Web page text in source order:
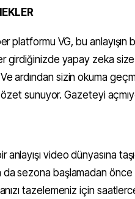
platformu VG, bu anlayışın
girdiğinizde yapay zeka
ardından sizin okuma
sunuyor. Gazeteyi
anlayışı video dünyasına
sezona başlamadan önce
tazelemeniz için